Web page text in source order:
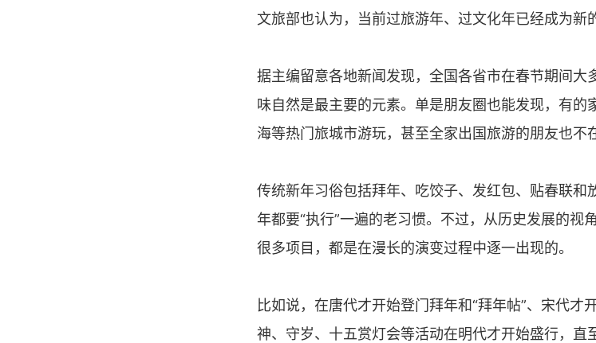
文旅部也认为，当前过旅游年、过文化年已经成为新
据主编留意各地新闻发现，全国各省市在春节期间大
味自然是最主要的元素。单是朋友圈也能发现，有的
海等热门旅城市游玩，甚至全家出国旅游的朋友也不
传统新年习俗包括拜年、吃饺子、发红包、贴春联和
年都要“执行”一遍的老习惯。不过，从历史发展的视
很多项目，都是在漫长的演变过程中逐一出现的。
比如说，在唐代才开始登门拜年和“拜年帖”、宋代才
神、守岁、十五赏灯会等活动在明代才开始盛行，直